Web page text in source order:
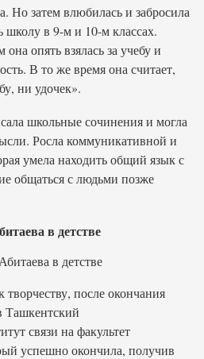
Но затем влюбилась и забросила
школу в 9-м и 10-м классах.
опять взялась за учебу и
В то же время она считает,
ни удочек».
школьные сочинения и могла
Росла коммуникативной и
умела находить общий язык с
общаться с людьми позже
в детстве
после окончания
Ташкентский
связи на факультет
успешно окончила, получив